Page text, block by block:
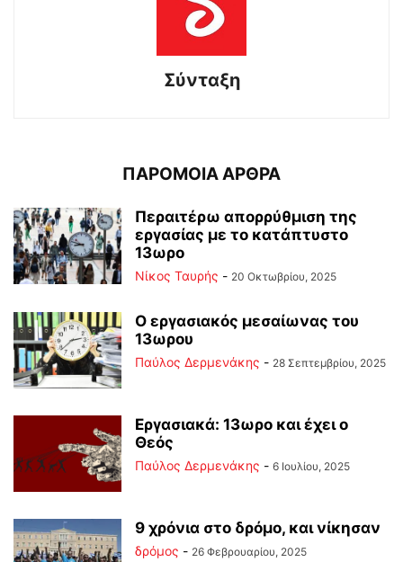
Σύνταξη
ΠΑΡΟΜΟΙΑ ΑΡΘΡΑ
Περαιτέρω απορρύθμιση της
εργασίας με το κατάπτυστο
13ωρο
Νίκος Ταυρής - 20 Οκτωβρίου, 2025
Ο εργασιακός μεσαίωνας του
13ωρου
Παύλος Δερμενάκης - 28 Σεπτεμβρίου, 2025
Εργασιακά: 13ωρο και έχει ο
Θεός
Παύλος Δερμενάκης - 6 Ιουλίου, 2025
9 χρόνια στο δρόμο, και νίκησαν
δρόμος - 26 Φεβρουαρίου, 2025